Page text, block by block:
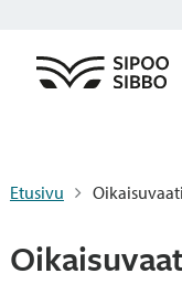
Etusivu